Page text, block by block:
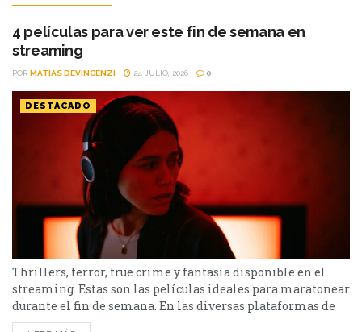
4 películas para ver este fin de semana en
streaming
POR MATIAS DEVINCENZI 24 JULIO, 2026 0
DESTACADO
Thrillers, terror, true crime y fantasía disponible en el
streaming. Estas son las películas ideales para maratonear
durante el fin de semana. En las diversas plataformas de
streaming aparecen propuestas para todos los gustos: desde